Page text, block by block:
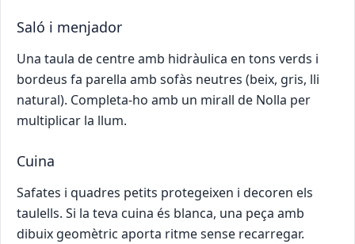
Saló i menjador
Una taula de centre amb hidràulica en tons verds i
bordeus fa parella amb sofàs neutres (beix, gris, lli
natural). Completa-ho amb un mirall de Nolla per
multiplicar la llum.
Cuina
Safates i quadres petits protegeixen i decoren els
taulells. Si la teva cuina és blanca, una peça amb
dibuix geomètric aporta ritme sense recarregar.